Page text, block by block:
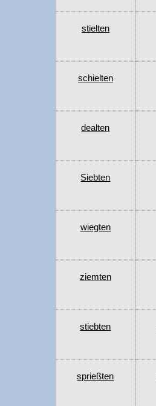
stielten
schielten
dealten
Siebten
wiegten
ziemten
stiebten
sprießten